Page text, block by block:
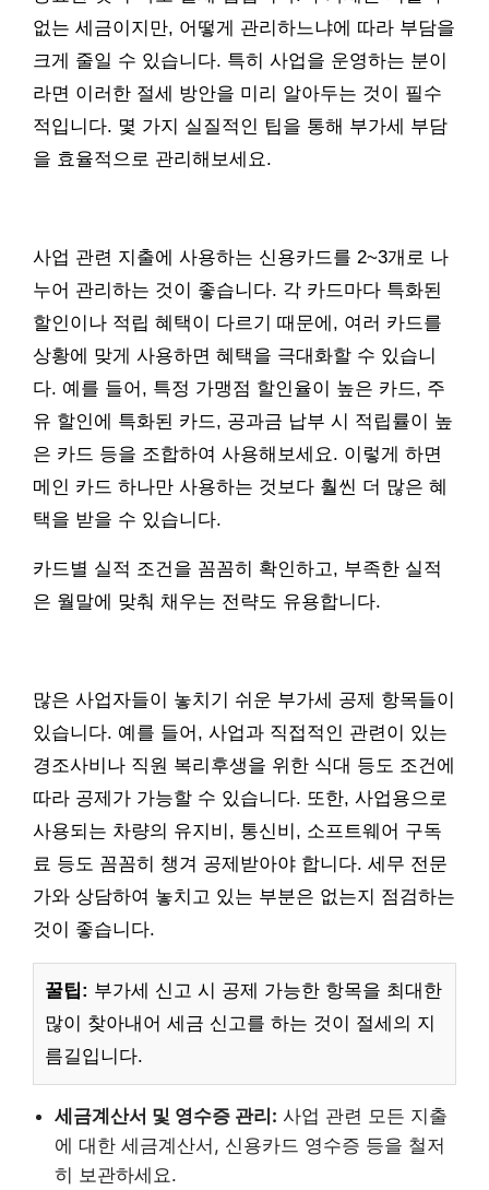
없는 세금이지만, 어떻게 관리하느냐에 따라 부담을
크게 줄일 수 있습니다. 특히 사업을 운영하는 분이
라면 이러한 절세 방안을 미리 알아두는 것이 필수
적입니다. 몇 가지 실질적인 팁을 통해 부가세 부담
을 효율적으로 관리해보세요.
사업 관련 지출에 사용하는 신용카드를 2~3개로 나
누어 관리하는 것이 좋습니다. 각 카드마다 특화된
할인이나 적립 혜택이 다르기 때문에, 여러 카드를
상황에 맞게 사용하면 혜택을 극대화할 수 있습니
다. 예를 들어, 특정 가맹점 할인율이 높은 카드, 주
유 할인에 특화된 카드, 공과금 납부 시 적립률이 높
은 카드 등을 조합하여 사용해보세요. 이렇게 하면
메인 카드 하나만 사용하는 것보다 훨씬 더 많은 혜
택을 받을 수 있습니다.
카드별 실적 조건을 꼼꼼히 확인하고, 부족한 실적
은 월말에 맞춰 채우는 전략도 유용합니다.
많은 사업자들이 놓치기 쉬운 부가세 공제 항목들이
있습니다. 예를 들어, 사업과 직접적인 관련이 있는
경조사비나 직원 복리후생을 위한 식대 등도 조건에
따라 공제가 가능할 수 있습니다. 또한, 사업용으로
사용되는 차량의 유지비, 통신비, 소프트웨어 구독
료 등도 꼼꼼히 챙겨 공제받아야 합니다. 세무 전문
가와 상담하여 놓치고 있는 부분은 없는지 점검하는
것이 좋습니다.
꿀팁: 부가세 신고 시 공제 가능한 항목을 최대한
많이 찾아내어 세금 신고를 하는 것이 절세의 지
름길입니다.
세금계산서 및 영수증 관리: 사업 관련 모든 지출
에 대한 세금계산서, 신용카드 영수증 등을 철저
히 보관하세요.